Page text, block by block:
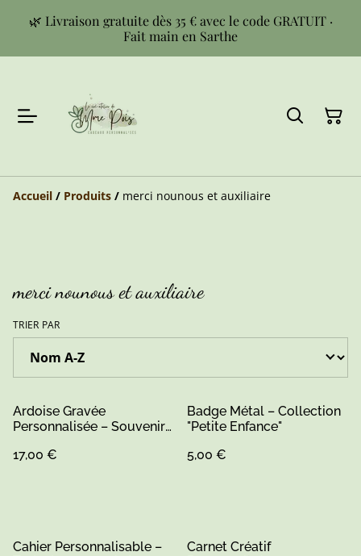
🌿 Livraison gratuite dès 35 € avec le code GRATUIT ·
Fait main en Sarthe
Accueil / Produits / merci nounous et auxiliaire
merci nounous et auxiliaire
TRIER PAR
Ardoise Gravée
Personnalisée – Souvenir
commence"
17,00 €
Badge Métal – Collection
"Petite Enfance"
5,00 €
Cahier Personnalisable –
Carnet Créatif